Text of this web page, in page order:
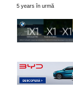
5 years în urmă